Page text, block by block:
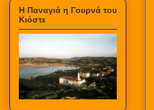
Η Παναγιά η Γουρνά του
Κιόστε